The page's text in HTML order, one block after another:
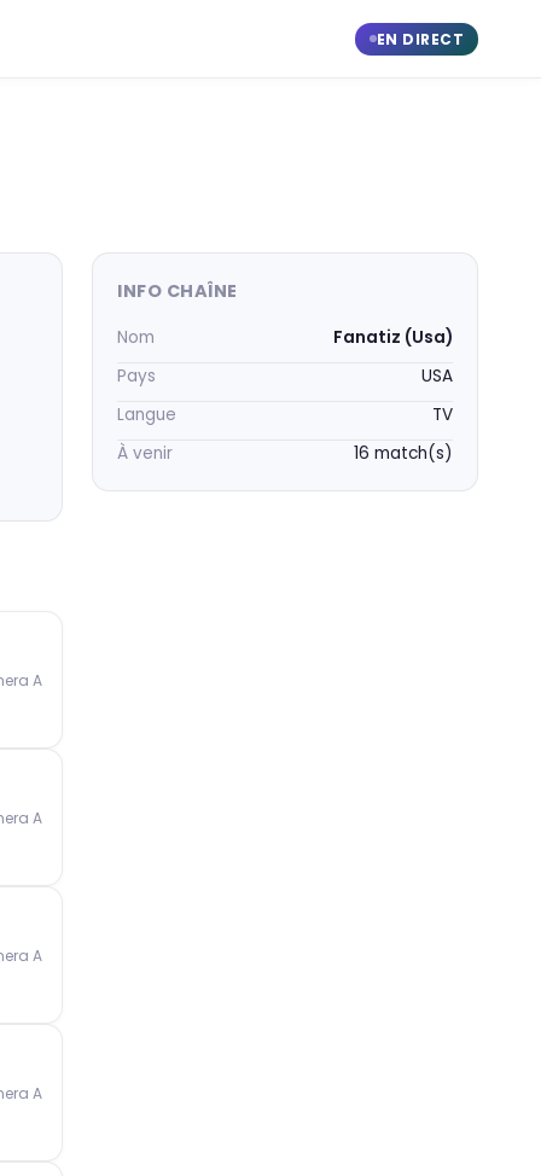
EN DIRECT
A
A
A
A
INFO CHAÎNE
Nom
Fanatiz (Usa)
Pays
USA
Langue
TV
À venir
16 match(s)